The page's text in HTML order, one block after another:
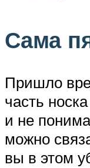
Сама
Пришло
часть
и не
можно
вы в этом